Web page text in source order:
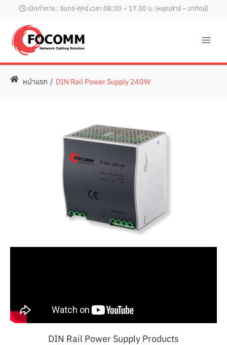
content
เปิดทำการ : จันทร์-ศุกร์ เวลา 08:30 – 17.30 น. (หยุดเสาร์ – อาทิตย์)
หน้าแรก / DIN Rail Power Supply 240W
DIN Rail Power Supply Products